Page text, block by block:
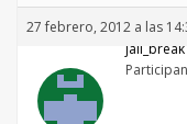
27 febrero, 2012 a las
jail_break